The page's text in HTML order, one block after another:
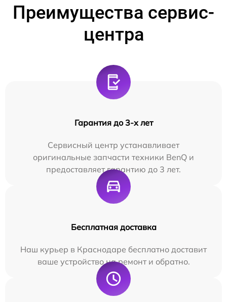
Преимущества сервис-
центра
Гарантия до 3-х лет
Сервисный центр устанавливает
оригинальные запчасти техники BenQ и
предоставляет гарантию до 3 лет.
Бесплатная доставка
Наш курьер в Краснодаре бесплатно доставит
ваше устройство на ремонт и обратно.